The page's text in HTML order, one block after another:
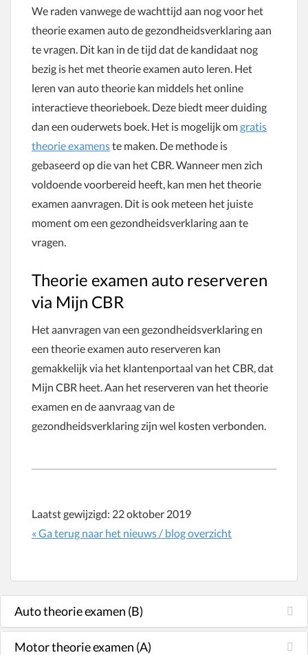
We raden vanwege de wachttijd aan nog voor het
theorie examen auto de gezondheidsverklaring aan
te vragen. Dit kan in de tijd dat de kandidaat nog
bezig is het met theorie examen auto leren. Het
leren van auto theorie kan middels het online
interactieve theorieboek. Deze biedt meer duiding
dan een ouderwets boek. Het is mogelijk omgratis
theorie examenste maken. De methode is
gebaseerd op die van het CBR. Wanneer men zich
voldoende voorbereid heeft, kan men het theorie
examen aanvragen. Dit is ook meteen het juiste
moment om een gezondheidsverklaring aan te
vragen.
Theorie examen auto reserveren
via Mijn CBR
Het aanvragen van een gezondheidsverklaring en
een theorie examen auto reserveren kan
gemakkelijk via het klantenportaal van het CBR, dat
Mijn CBR heet. Aan het reserveren van het theorie
examen en de aanvraag van de
gezondheidsverklaring zijn wel kosten verbonden.
Laatst gewijzigd: 22 oktober 2019
« Ga terug naar het nieuws / blog overzicht
Auto theorie examen (B)
Motor theorie examen (A)